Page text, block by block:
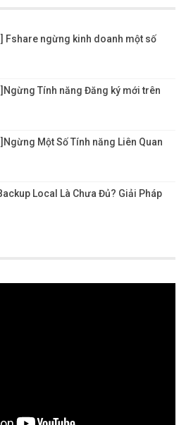
Fshare ngừng kinh doanh một số
Tính năng Đăng ký mới trên
Một Số Tính năng Liên Quan
Local Là Chưa Đủ? Giải Pháp